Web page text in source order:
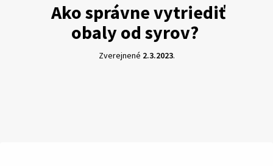
Ako správne vytriediť
obaly od syrov?
Zverejnené 2.3.2023.